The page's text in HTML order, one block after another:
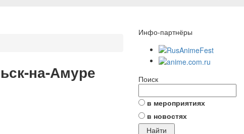
на-Амуре
Инфо-партнёры
Поиск
в мероприятиях
в новостях